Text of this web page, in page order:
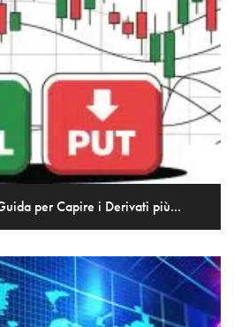
per Capire i Derivati più...